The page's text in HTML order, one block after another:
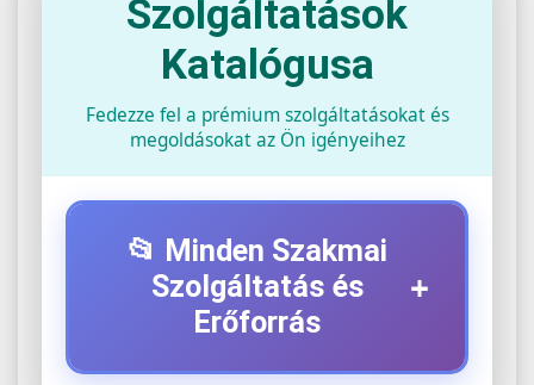
Szolgáltatások
Katalógusa
Fedezze fel a prémium szolgáltatásokat és
megoldásokat az Ön igényeihez
📂 Minden Szakmai
Szolgáltatás és
Erőforrás
+